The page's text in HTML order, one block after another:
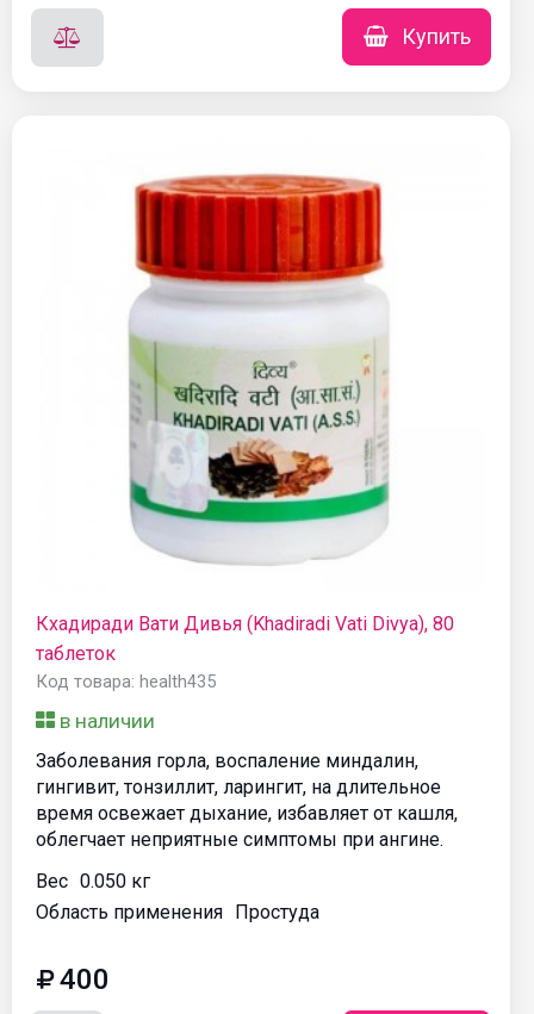
Купить
Кхадиради Вати Дивья (Khadiradi Vati Divya), 80
таблеток
Код товара: health435
в наличии
Заболевания горла, воспаление миндалин,
гингивит, тонзиллит, ларингит, на длительное
время освежает дыхание, избавляет от кашля,
облегчает неприятные симптомы при ангине.
Вес 0.050 кг
Область применения Простуда
400